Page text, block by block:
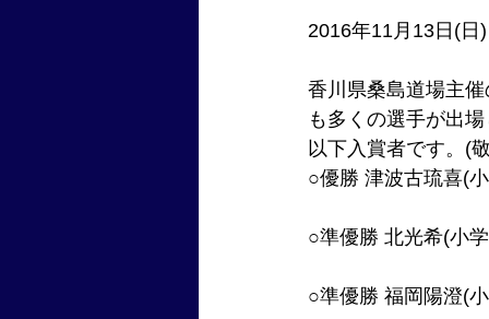
2016年11月13日(日)
香川県桑島道場主
も多くの選手が出
以下入賞者です。(
○優勝 津波古琉喜(
○準優勝 北光希(小
○準優勝 福岡陽澄(